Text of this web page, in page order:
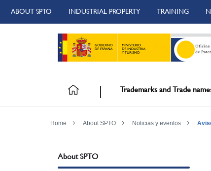
ABOUT SPTO INDUSTRIAL PROPERTY TRAINING
Trademarks and Trade
Home About SPTO Noticias y eventos
About SPTO